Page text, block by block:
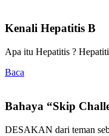
Kenali Hepatitis B
Apa itu Hepatitis ?
Baca
Bahaya “Skip
DESAKAN dari teman